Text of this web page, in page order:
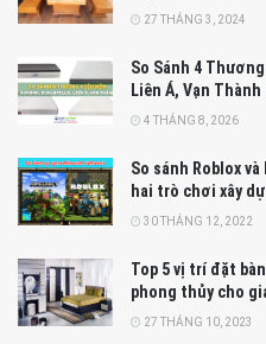
27 THÁNG 3, 2024
So Sánh 4
Liên Á, Vạn Thành
4 THÁNG 8, 2026
So sánh Roblox
hai trò chơi xây
30 THÁNG 12, 2022
Top 5 vị trí đặt
phong thủy cho
27 THÁNG 10, 2023